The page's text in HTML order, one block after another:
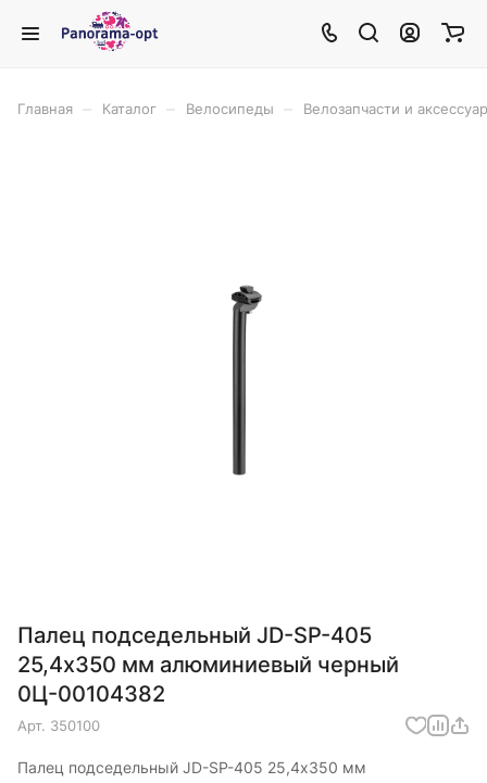
Главная Каталог Велосипеды Велозапчасти и
Палец подседельный JD-SP-405
25,4х350 мм алюминиевый черный
0Ц-00104382
Арт. 350100
Палец подседельный JD-SP-405 25,4х350 мм